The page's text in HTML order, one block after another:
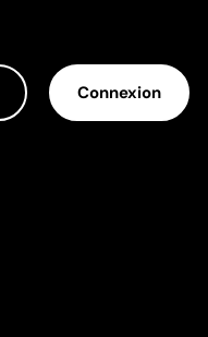
Connexion